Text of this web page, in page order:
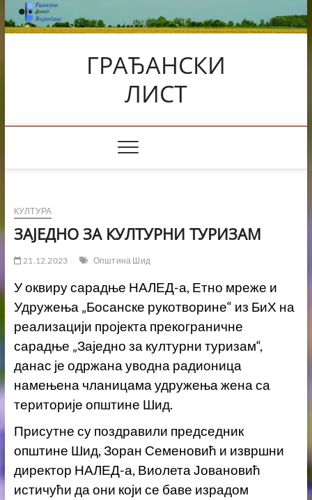
Skip
to
content
ГРАЂАНСКИ
ЛИСТ
КУЛТУРА
ЗАЈЕДНО ЗА КУЛТУРНИ ТУРИЗАМ
21.12.2023 Општина Шид
У оквиру сарадње НАЛЕД-а, Етно мреже и
Удружења „Босанске рукотворине“ из БиХ на
реализацији пројекта прекограничне
сарадње „Заједно за културни туризам“,
данас је одржана уводна радионица
намењена чланицама удружења жена са
територије општине Шид.
Присутне су поздравили председник
општине Шид, Зоран Семеновић и извршни
директор НАЛЕД-а, Виолета Јовановић
истичући да они који се баве израдом